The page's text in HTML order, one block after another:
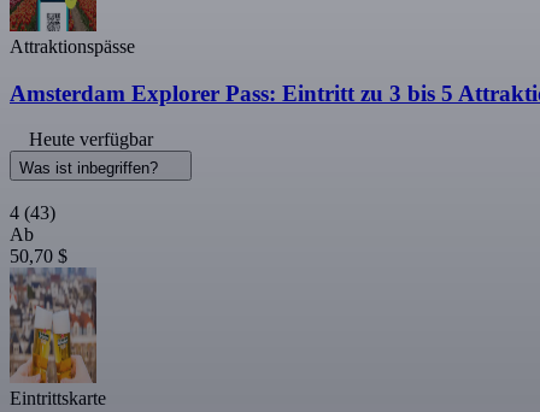
Attraktionspässe
Amsterdam Explorer Pass: Eintritt zu 3 bis 5
Heute verfügbar
Was ist inbegriffen?
4 (43)
Ab
50,70 $
Eintrittskarte